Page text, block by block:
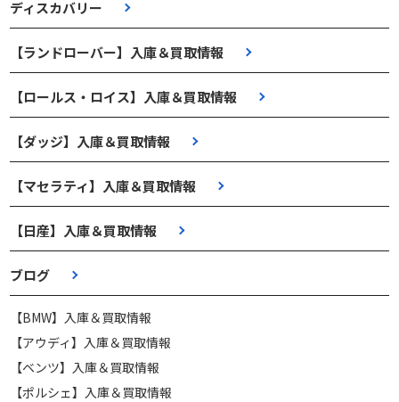
ディスカバリー
【ランドローバー】入庫＆買取情報
【ロールス・ロイス】入庫＆買取情報
【ダッジ】入庫＆買取情報
【マセラティ】入庫＆買取情報
【日産】入庫＆買取情報
ブログ
【BMW】入庫＆買取情報
【アウディ】入庫＆買取情報
【ベンツ】入庫＆買取情報
【ポルシェ】入庫＆買取情報